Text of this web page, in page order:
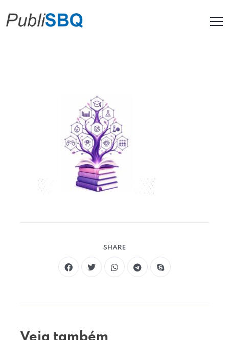
SHARE
Veja também